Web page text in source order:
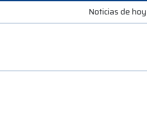
Noticias de hoy